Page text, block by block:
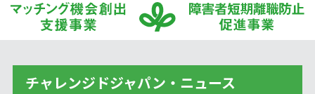
チャレンジドジャパン・ニュース